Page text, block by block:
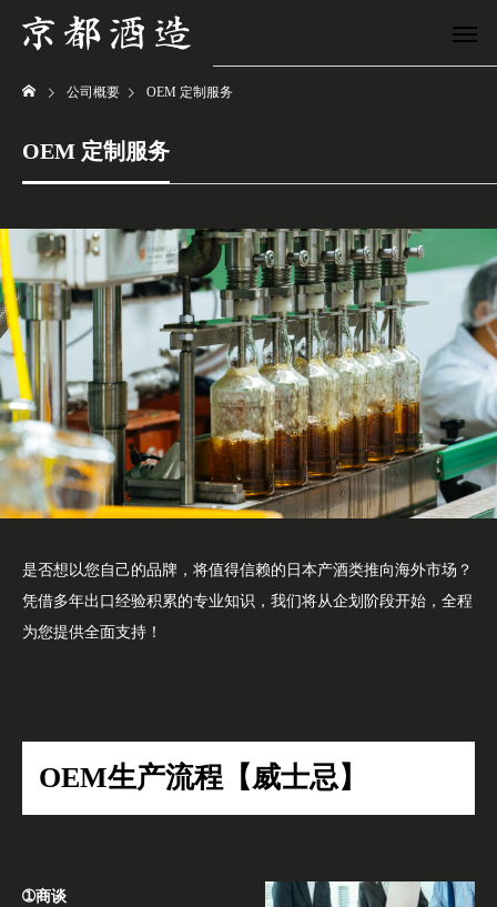
公司概要 OEM 定制服务
OEM 定制服务
是否想以您自己的品牌，将值得信赖的日本产酒类推向海外市场？
凭借多年出口经验积累的专业知识，我们将从企划阶段开始，全程
为您提供全面支持！
OEM生产流程【威士忌】
➀商谈